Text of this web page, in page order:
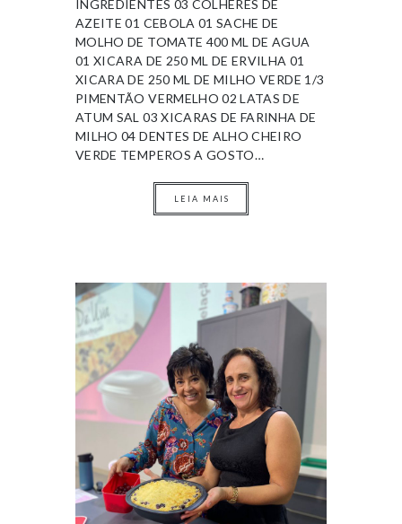
INGREDIENTES 03 COLHERES DE
AZEITE 01 CEBOLA 01 SACHE DE
MOLHO DE TOMATE 400 ML DE AGUA
01 XICARA DE 250 ML DE ERVILHA 01
XICARA DE 250 ML DE MILHO VERDE 1/3
PIMENTÃO VERMELHO 02 LATAS DE
ATUM SAL 03 XICARAS DE FARINHA DE
MILHO 04 DENTES DE ALHO CHEIRO
VERDE TEMPEROS A GOSTO…
LEIA MAIS